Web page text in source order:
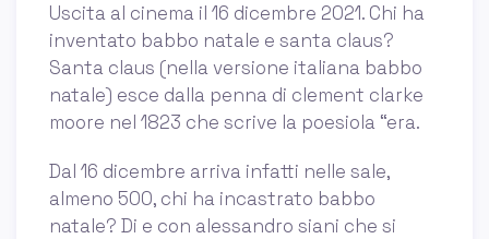
Uscita al cinema il 16 dicembre 2021. Chi ha
inventato babbo natale e santa claus?
Santa claus (nella versione italiana babbo
natale) esce dalla penna di clement clarke
moore nel 1823 che scrive la poesiola “era.
Dal 16 dicembre arriva infatti nelle sale,
almeno 500, chi ha incastrato babbo
natale? Di e con alessandro siani che si